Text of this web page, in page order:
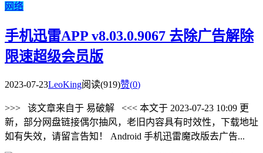
网络
手机迅雷APP v8.03.0.9067 去除广告解除
限速超级会员版
2023-07-23LeoKing阅读(919)赞(0)
>>> 该文章来自于 易破解 <<< 本文于 2023-07-23 10:09 更
新，部分网盘链接偶尔抽风，老旧内容具有时效性，下载地址
如有失效，请留言告知！ Android 手机迅雷魔改版去广告...